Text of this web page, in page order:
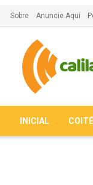
Sobre Anuncie Aqui
INICIAL